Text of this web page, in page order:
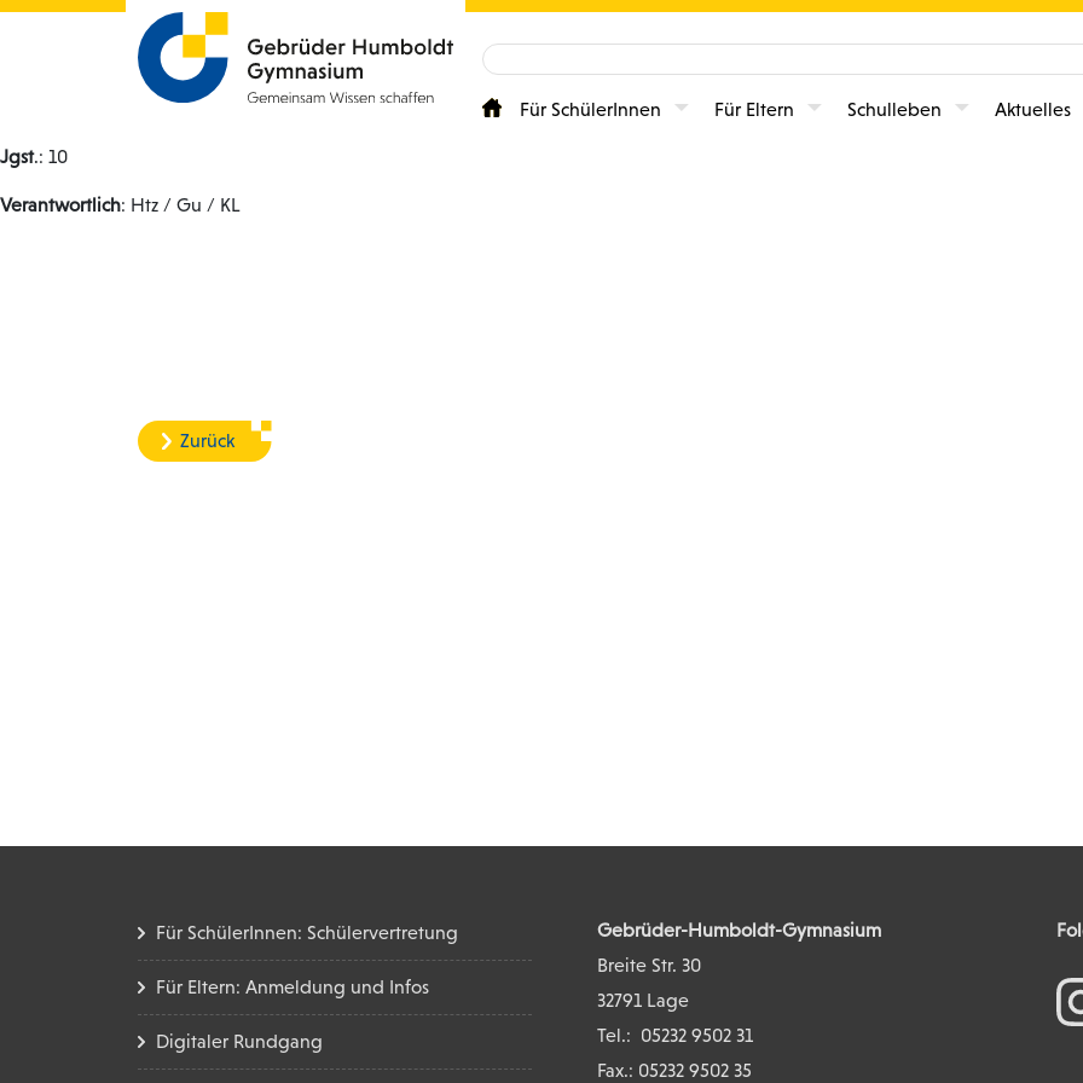
Für SchülerInnen Für Eltern Schulleben Aktuelles
Jgst.: 10
Verantwortlich: Htz / Gu / KL
Zurück
Für SchülerInnen: Schülervertretung
Für Eltern: Anmeldung und Infos
Digitaler Rundgang
Gebrüder-Humboldt-Gymnasium
Breite Str. 30
32791 Lage
Tel.: 05232 9502 31
Fax.: 05232 9502 35